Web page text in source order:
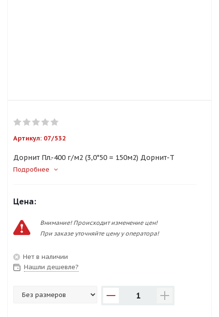
Артикул: 07/532
Дорнит Пл.-400 г/м2 (3,0*50 = 150м2) Дорнит-Т
Подробнее
Цена:
Внимание! Происходит изменение цен!
При заказе уточняйте цену у оператора!
Нет в наличии
Нашли дешевле?
1